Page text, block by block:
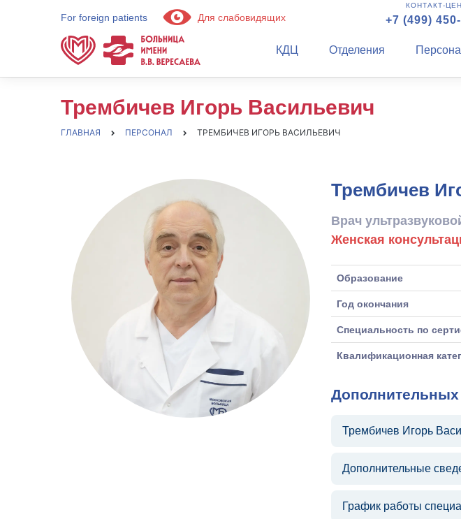
For foreign patients Для слабовидящих
КОНТАКТ-
+7 (499)
КДЦ Отделения
Трембичев Игорь Васильевич
ГЛАВНАЯ ПЕРСОНАЛ ТРЕМБИЧЕВ ИГОРЬ ВАСИЛЬЕВИЧ
Трембичев
Врач
Женская
Образование
Год окончания
Специальность по
Квалификационная
Дополнительных
Трембичев Игорь
Дополнительные
График работы